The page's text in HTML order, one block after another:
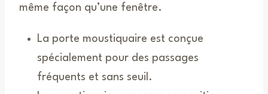
même façon qu’une fenêtre.
La porte moustiquaire est conçue
spécialement pour des passages
fréquents et sans seuil.